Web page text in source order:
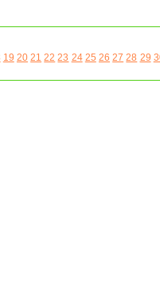
19 20 21 22 23 24 25 26 27 28 29